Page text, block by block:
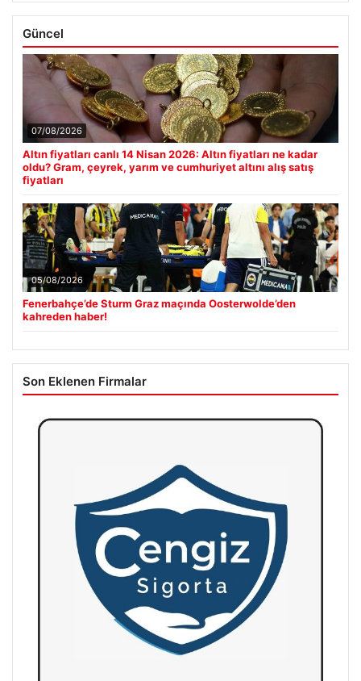
Güncel
07/08/2026
Altın fiyatları canlı 14 Nisan 2026: Altın fiyatları ne kadar
oldu? Gram, çeyrek, yarım ve cumhuriyet altını alış satış
fiyatları
05/08/2026
Fenerbahçe’de Sturm Graz maçında Oosterwolde’den
kahreden haber!
Son Eklenen Firmalar